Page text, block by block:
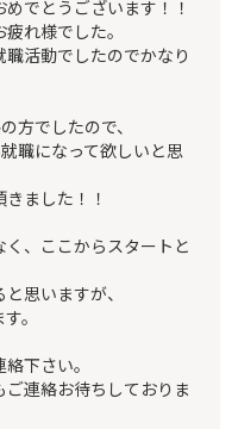
めでとうございます！！
れ様でした。
活動でしたのでかなり
方でしたので、
職になって欲しいと思
ました！！
、ここからスタートと
思いますが、
。
下さい。
連絡お待ちしておりま